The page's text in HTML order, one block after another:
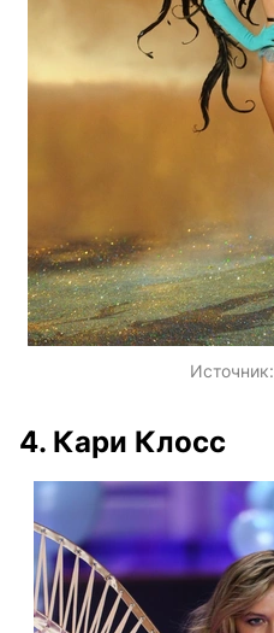
Источник:
4. Кари Клосс